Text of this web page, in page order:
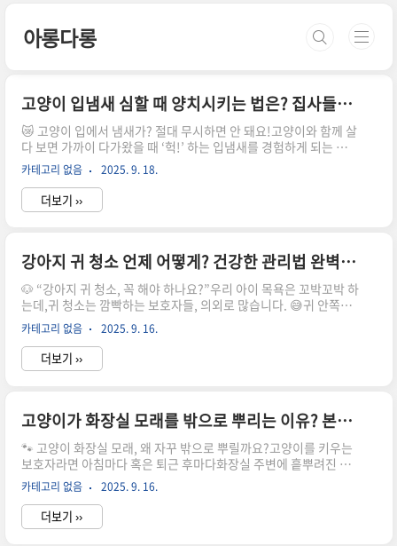
아롱다롱
고양이 입냄새 심할 때 양치시키는 법은? 집사들이 꼭 알아야 할 완벽 가이드
😿 고양이 입에서 냄새가? 절대 무시하면 안 돼요!고양이와 함께 살
다 보면 가까이 다가왔을 때 ‘헉!’ 하는 입냄새를 경험하게 되는 순간
이 있습니다."사료 때문인가?" "그냥 고양이는 입냄새 나는 거 아
냐?"라고 생각하고 넘기기 쉽지만,심한 입냄새는 단순한 문제 그 이
상일 수 있어요!👉 특히 치석, 잇몸 질환, 위장 문제 등 건강 이상 신
호일 가능성이 높기 때문에 즉각적인 관심이 필요합니다.🪥 고양이
하게 둘 리가 있나…” 하며실행에 옮기지 못하는 경우가 많죠.하지
만 방치하면 다음과 같은 문제로 이어질 수 있어요:1️⃣ 치은염, 치주
염 등의 치과 질환2️⃣ 심장, 신장 질..
카테고리 없음 2025. 9. 18.
더보기 ››
강아지 귀 청소 언제 어떻게? 건강한 관리법 완벽 가이드
🐶 “강아지 귀 청소, 꼭 해야 하나요?”우리 아이 목욕은 꼬박꼬박 하
는데,귀 청소는 깜빡하는 보호자들, 의외로 많습니다. 😅귀 안쪽은
눈에 잘 보이지 않고,아이가 만지면 싫어해서 자꾸 미루게 되죠.하
지만 강아지 귀는 통풍이 잘 안 되고, 습기에 취약해청결 관리가 매
우 중요한 부위입니다.제대로 관리하지 않으면 외이염, 귀 진드기,
악취, 피부염까지 이어질 수 있어요!오늘은강아지 귀 청소의 필요성
릴게요! 🧼🐾🧠 왜 귀 청소가 중요한가요?강아지의 귀는 사람보다
훨씬 구조가 복잡해요.게다가 대부분의 견종은 귓바퀴가 크고 털로
덮여 있어습기가 잘 차고 통풍이 어려운 구조입니다..
카테고리 없음 2025. 9. 16.
더보기 ››
고양이가 화장실 모래를 밖으로 뿌리는 이유? 본능부터 해결법까지 완벽 가이드
🐾 고양이 화장실 모래, 왜 자꾸 밖으로 뿌릴까요?고양이를 키우는
보호자라면 아침마다 혹은 퇴근 후마다화장실 주변에 흩뿌려진 모
래를 청소하면서“도대체 왜 이렇게 뿌리는 거야…?” 하고 한숨 쉬
어본 경험, 다들 있으시죠? 😓고양이의 모래 뿌리기 행동은 귀찮고
번거로운 게 아니라,고양이의 본능과 환경 적응의 표현입니다.이번
글에서는고양이가 왜 모래를 밖으로 뿌리는지에 대한 이유부터,실
카테고리 없음 2025. 9. 16.
더보기 ››